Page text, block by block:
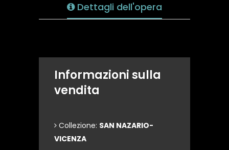
Dettagli dell'opera
Informazioni sulla
vendita
Collezione: SAN NAZARIO-
VICENZA